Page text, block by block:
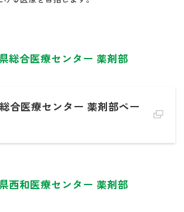
総合医療センター 薬剤部
合医療センター 薬剤部ペー
西和医療センター 薬剤部